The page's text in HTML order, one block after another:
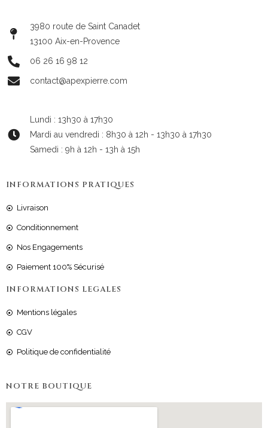
3980 route de Saint Canadet
13100 Aix-en-Provence
06 26 16 98 12
contact@apexpierre.com
Lundi : 13h30 à 17h30
Mardi au vendredi : 8h30 à 12h - 13h30 à 17h30
Samedi : 9h à 12h - 13h à 15h
INFORMATIONS PRATIQUES
Livraison
Conditionnement
Nos Engagements
Paiement 100% Sécurisé
INFORMATIONS LEGALES
Mentions légales
CGV
Politique de confidentialité
NOTRE BOUTIQUE